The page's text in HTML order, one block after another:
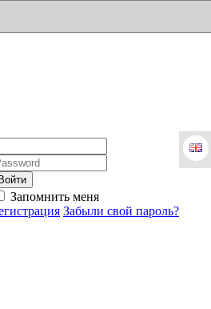
Запомнить меня
Забыли свой пароль?